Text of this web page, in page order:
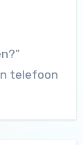
telefoon